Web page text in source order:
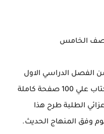
الخامس
الفصل الدراسي الاول
وفق مناهج الكويت حيت يحتوي الكتاب علي 100 صفحة كاملة
الطلبة طرح هذا
وفق المنهاج الحديث.